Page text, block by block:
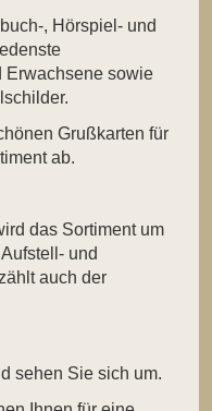
, Hörspiel- und
Erwachsene sowie
Grußkarten für
ab.
das Sortiment um
und
auch der
sehen Sie sich um.